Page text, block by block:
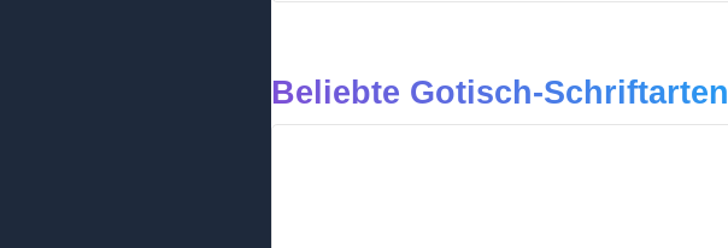
Beliebte Gotisch-Schriftarten